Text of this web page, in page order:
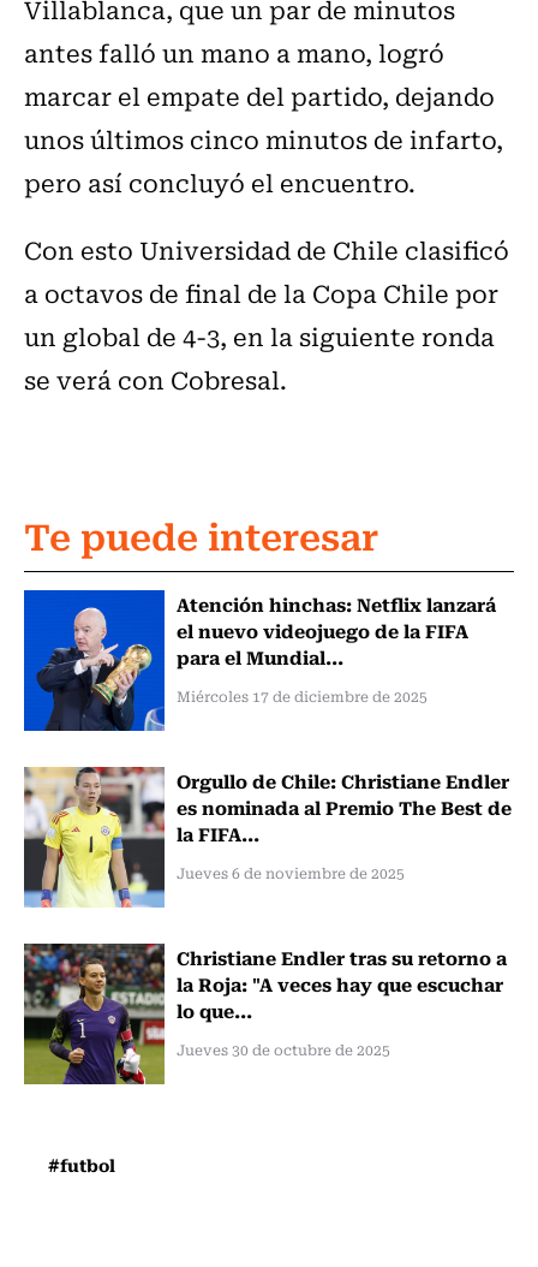
Villablanca, que un par de minutos
antes falló un mano a mano, logró
marcar el empate del partido, dejando
unos últimos cinco minutos de infarto,
pero así concluyó el encuentro.
Con esto Universidad de Chile clasificó
a octavos de final de la Copa Chile por
un global de 4-3, en la siguiente ronda
se verá con Cobresal.
Te puede interesar
Atención hinchas: Netflix lanzará
el nuevo videojuego de la FIFA
para el Mundial...
Miércoles 17 de diciembre de 2025
Orgullo de Chile: Christiane Endler
es nominada al Premio The Best de
la FIFA...
Jueves 6 de noviembre de 2025
Christiane Endler tras su retorno a
la Roja: "A veces hay que escuchar
lo que...
Jueves 30 de octubre de 2025
#futbol